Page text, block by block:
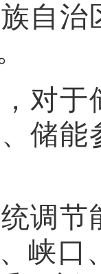
自治
对于
储能
调节
峡口